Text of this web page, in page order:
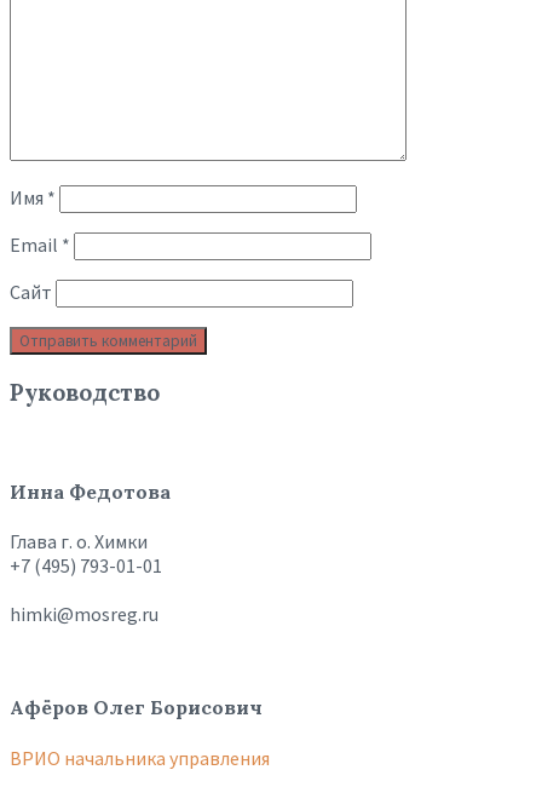
Имя *
Email *
Сайт
Руководство
Инна Федотова
Глава г. о. Химки
+7 (495) 793-01-01
himki@mosreg.ru
Афёров Олег Борисович
ВРИО начальника управления